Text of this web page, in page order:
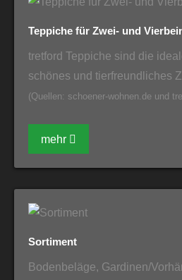
Teppiche für Zwei- und
tretford Teppiche sind die
schönes und tierfreundliches
(Quellen: schoener-wohnen.de und
mehr
Sortiment
Bodenbeläge, Gardinen/